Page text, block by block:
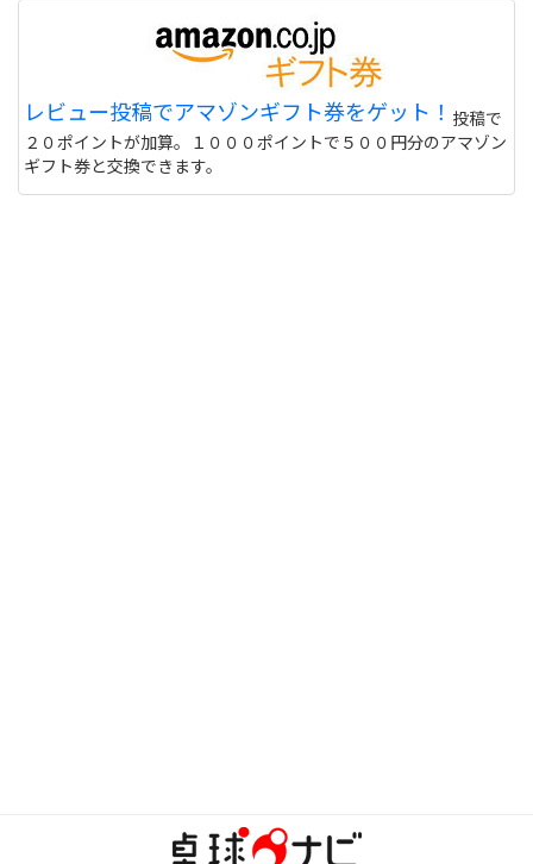
レビュー投稿でアマゾンギフト券をゲット！ 投稿で
２０ポイントが加算。１０００ポイントで５００円分のアマゾン
ギフト券と交換できます。